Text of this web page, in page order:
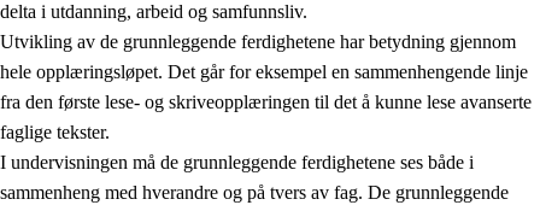
2.3 Grunnleggende ferdigheter
2.4 Å lære å lære
Tverrfaglige temaer
delta i utdanning, arbeid og samfunnsliv.
Utvikling av de grunnleggende ferdighetene har betydning gjennom
hele opplæringsløpet. Det går for eksempel en sammenhengende linje
fra den første lese- og skriveopplæringen til det å kunne lese avanserte
faglige tekster.
I undervisningen må de grunnleggende ferdighetene ses både i
sammenheng med hverandre og på tvers av fag. De grunnleggende